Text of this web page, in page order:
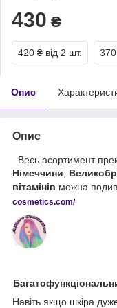
430 ₴
420 ₴ від 2 шт.
Опис
Опис
Весь асортимент
Німеччини
вітамінів можна
cosmetics.com/
Навіть якщо шкіра